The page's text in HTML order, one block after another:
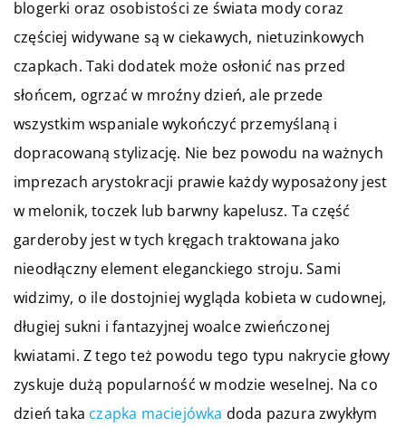
blogerki oraz osobistości ze świata mody coraz
częściej widywane są w ciekawych, nietuzinkowych
czapkach. Taki dodatek może osłonić nas przed
słońcem, ogrzać w mroźny dzień, ale przede
wszystkim wspaniale wykończyć przemyślaną i
dopracowaną stylizację. Nie bez powodu na ważnych
imprezach arystokracji prawie każdy wyposażony jest
w melonik, toczek lub barwny kapelusz. Ta część
garderoby jest w tych kręgach traktowana jako
nieodłączny element eleganckiego stroju. Sami
widzimy, o ile dostojniej wygląda kobieta w cudownej,
długiej sukni i fantazyjnej woalce zwieńczonej
kwiatami. Z tego też powodu tego typu nakrycie głowy
zyskuje dużą popularność w modzie weselnej. Na co
dzień taka czapka maciejówka doda pazura zwykłym